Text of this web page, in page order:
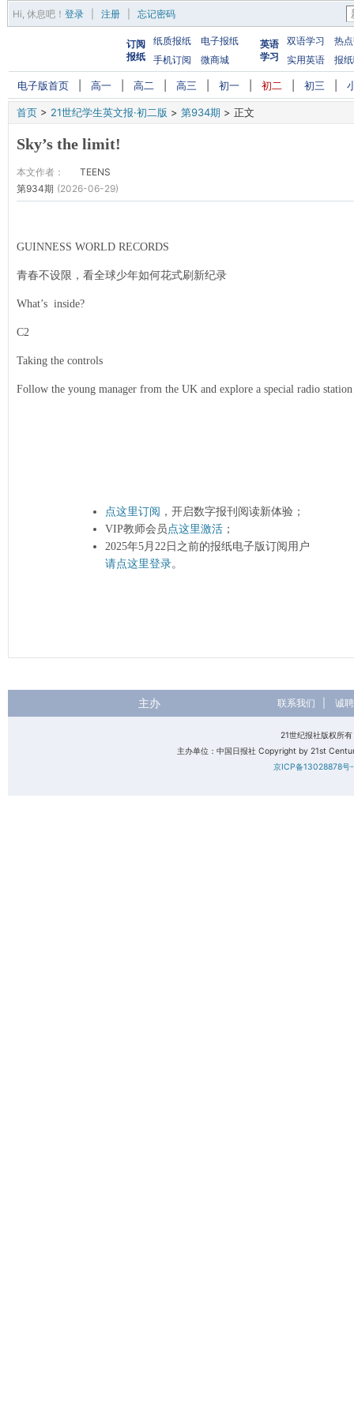
Hi, 休息吧 ！ 登录 注册 忘记密码
订阅
报纸
纸质报纸
电子报纸
手机订阅
微商城
英语
学习
双语学习
热
实用英语
报
电子版首页 高一 高二 高三 初一 初二 初三
首页 > 21世纪学生英文报·初二版 > 第934期 > 正文
Sky’s the limit!
本文作者：
TEENS
第934期 (2026-06-29)
GUINNESS WORLD RECORDS
青春不设限，看全球少年如何花式刷新纪录
What’s inside?
C2
Taking the controls
Follow the young manager from the UK and explore a special radio station
点这里订阅 ，开启数字报刊阅读新体验；
VIP教师会员点这里激活 ；
2025年5月22日之前的报纸电子版订阅用户
请点这里登录。
主办 联系我们 诚
21世纪报社版权所
主办单位：中国日报社 Copyright by 21st
京ICP备13028878号